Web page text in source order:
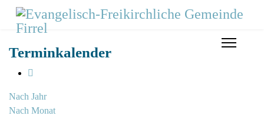
Terminkalender
Nach Jahr
Nach Monat